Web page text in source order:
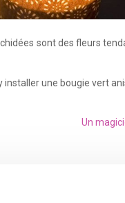
sont des fleurs
installer une bougie vert
Un